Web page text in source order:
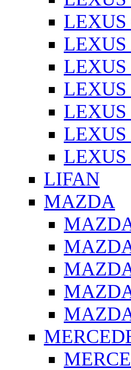
LEXUS
LEXUS
LEXUS
LEXUS
LEXUS
LIFAN
MAZDA